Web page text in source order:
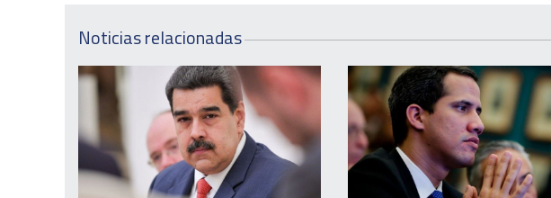
Noticias relacionadas